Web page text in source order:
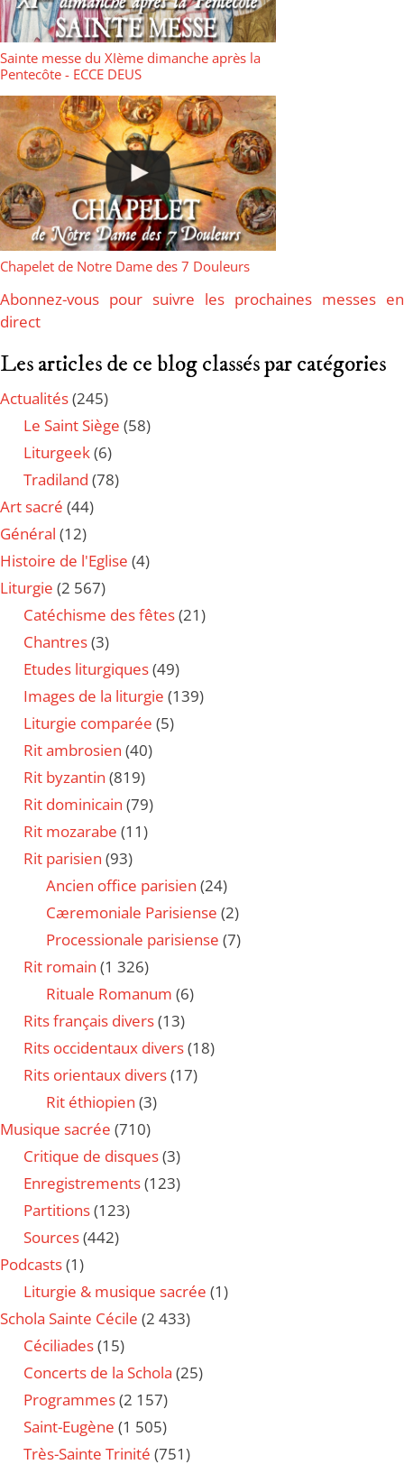
Sainte messe du XIème dimanche après la
Pentecôte - ECCE DEUS
Chapelet de Notre Dame des 7 Douleurs
Abonnez-vous pour suivre les prochaines messes en
direct
Les articles de ce blog classés par catégories
Actualités(245)
Le Saint Siège (58)
Liturgeek(6)
Tradiland (78)
Art sacré (44)
Général (12)
Histoire de l'Eglise (4)
Liturgie (2 567)
Catéchisme des fêtes(21)
Chantres(3)
Etudes liturgiques(49)
Images de la liturgie (139)
Liturgie comparée (5)
Rit ambrosien (40)
Rit byzantin (819)
Rit dominicain (79)
Rit mozarabe (11)
Rit parisien (93)
Ancien office parisien (24)
Cæremoniale Parisiense (2)
Processionale parisiense (7)
Rit romain (1 326)
Rituale Romanum (6)
Rits français divers(13)
Rits occidentaux divers(18)
Rits orientaux divers(17)
Rit éthiopien (3)
Musique sacrée (710)
Critique de disques(3)
Enregistrements(123)
Partitions(123)
Sources(442)
Podcasts(1)
Liturgie & musique sacrée (1)
Schola Sainte Cécile (2 433)
Céciliades(15)
Concerts de la Schola (25)
Programmes(2 157)
Saint-Eugène (1 505)
Très-Sainte Trinité (751)